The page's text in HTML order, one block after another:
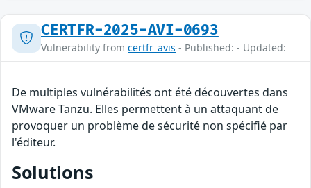
CERTFR-2025-AVI-0693
Vulnerability from certfr_avis - Published: - Updated:
De multiples vulnérabilités ont été découvertes dans
VMware Tanzu. Elles permettent à un attaquant de
provoquer un problème de sécurité non spécifié par
l'éditeur.
Solutions